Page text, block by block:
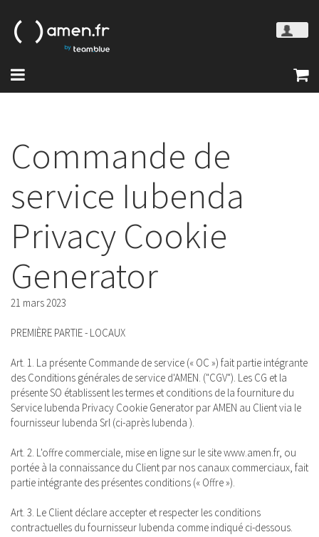
Commande de
service Iubenda
Privacy Cookie
Generator
21 mars 2023
PREMIÈRE PARTIE - LOCAUX
Art. 1. La présente Commande de service (« OC ») fait partie intégrante
des Conditions générales de service d'AMEN. ("CGV"). Les CG et la
présente SO établissent les termes et conditions de la fourniture du
Service Iubenda Privacy Cookie Generator par AMEN au Client via le
fournisseur Iubenda Srl (ci-après Iubenda ).
Art. 2. L'offre commerciale, mise en ligne sur le site www.amen.fr, ou
portée à la connaissance du Client par nos canaux commerciaux, fait
partie intégrante des présentes conditions (« Offre »).
Art. 3. Le Client déclare accepter et respecter les conditions
contractuelles du fournisseur Iubenda comme indiqué ci-dessous.